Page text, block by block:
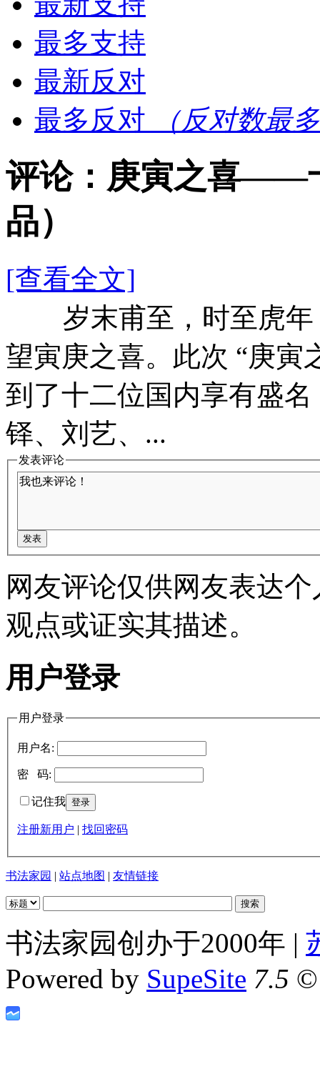
最多支持
最新反对
最多反对
（反对数最
评论：庚寅之喜——
品）
[查看全文]
岁末甫至，时至虎年
望寅庚之喜。此次 “庚
到了十二位国内享有盛
铎、刘艺、...
发表评论
网友评论仅供网友表达
观点或证实其描述。
用户登录
用户登录
用户名:
密 码:
记住我
注册新用户 | 找回密码
书法家园 | 站点地图 | 友情链接
书法家园创办于2000年 |
Powered by SupeSite 7.5 ©